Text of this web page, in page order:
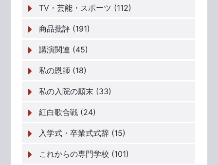
TV・芸能・スポーツ (112)
商品批評 (191)
講演関連 (45)
私の恩師 (18)
私の入院の顛末 (33)
紅白歌合戦 (24)
入学式・卒業式式辞 (15)
これからの専門学校 (101)